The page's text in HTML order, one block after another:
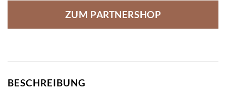
ZUM PARTNERSHOP
BESCHREIBUNG